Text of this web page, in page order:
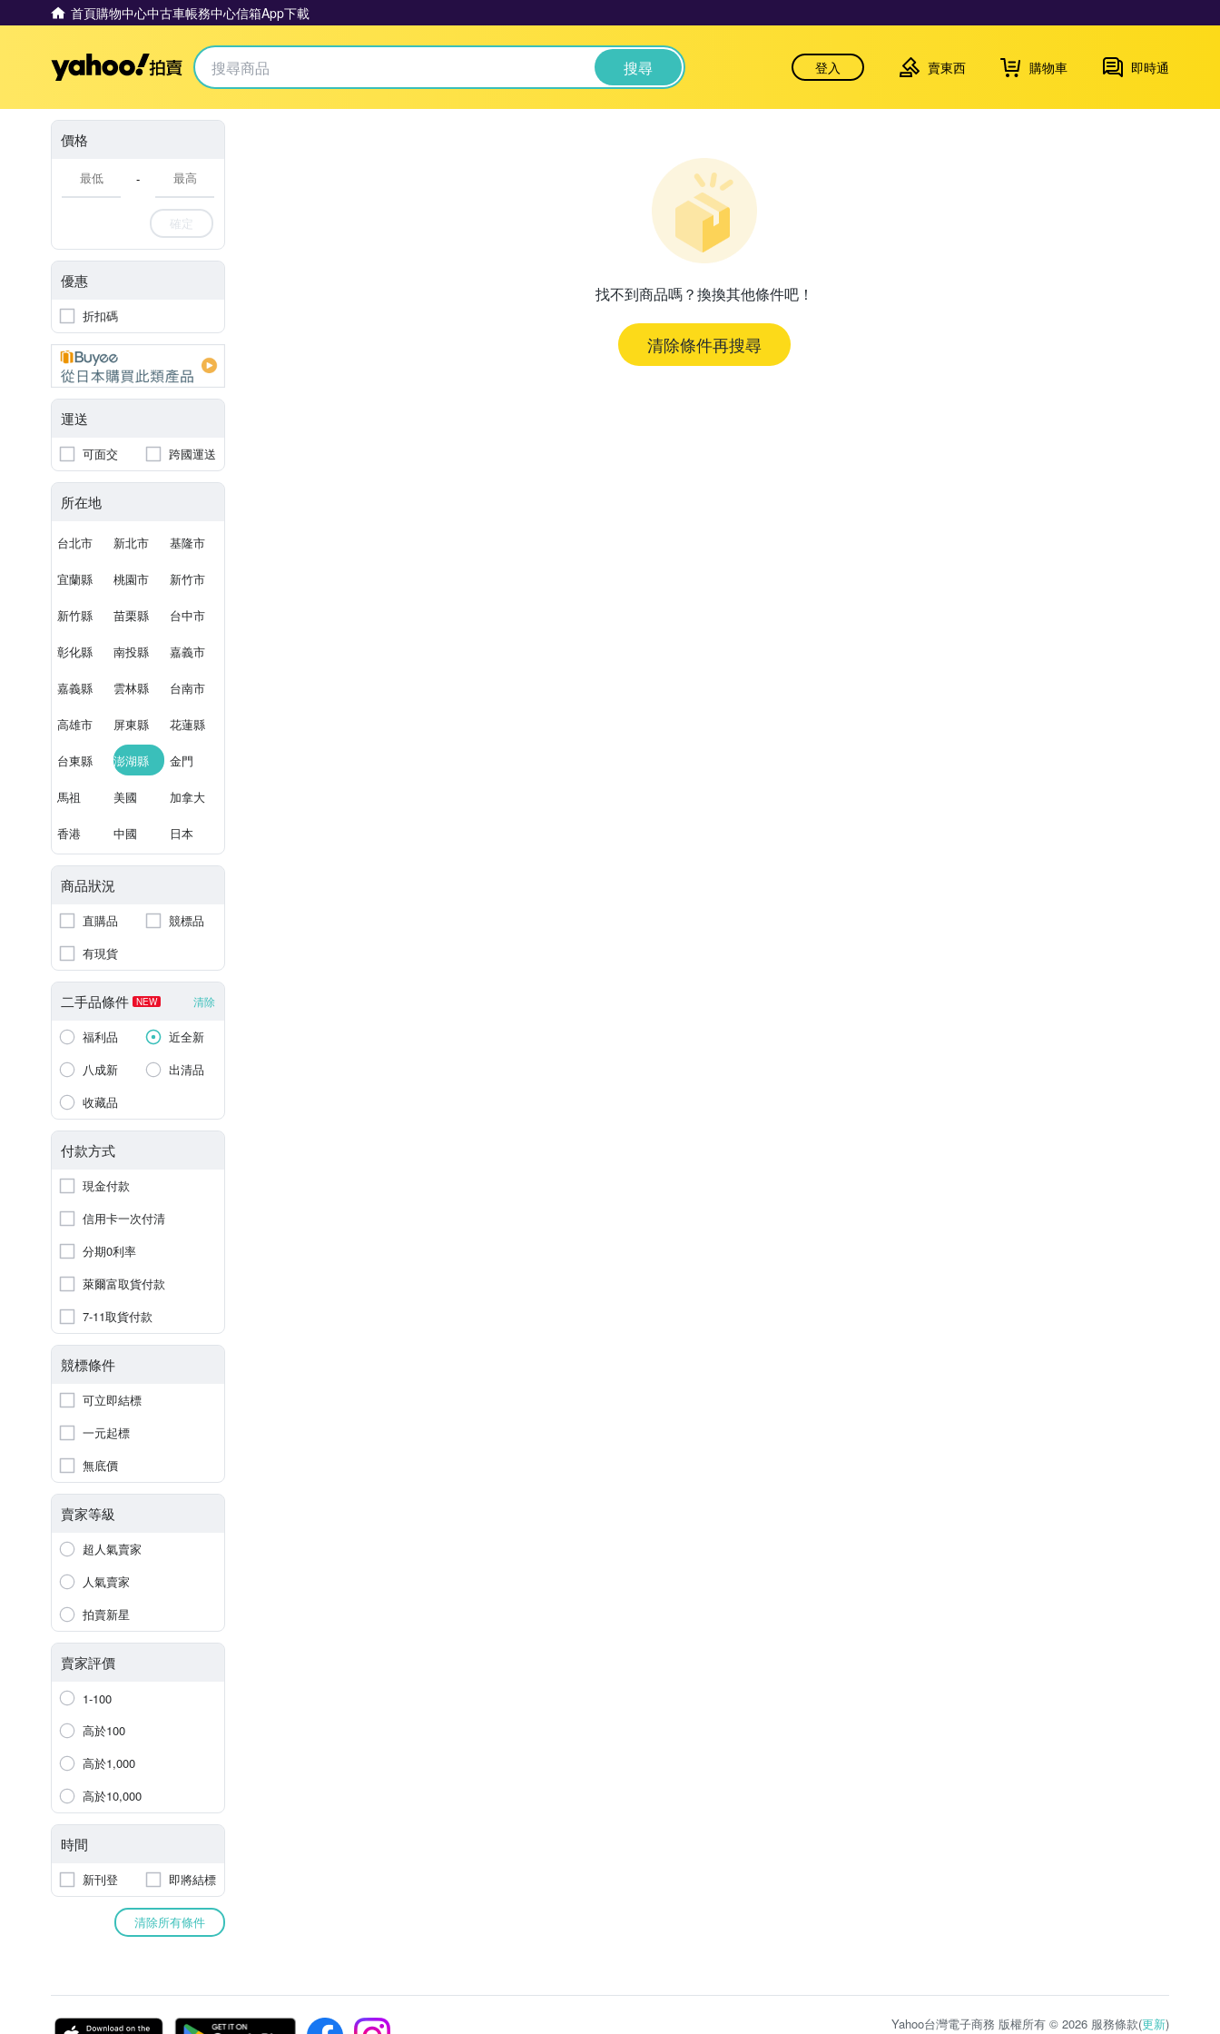
首頁購物中心中古車帳務中心信箱App下載
Yahoo拍賣 搜尋 登入 賣東西 購物車 即時通
價格
-
確定
優惠
折扣碼
運送
可面交 跨國運送
所在地
台北市 新北市 基隆市
宜蘭縣 桃園市 新竹市
新竹縣 苗栗縣 台中市
彰化縣 南投縣 嘉義市
嘉義縣 雲林縣 台南市
高雄市 屏東縣 花蓮縣
台東縣 澎湖縣 金門
馬祖 美國 加拿大
香港 中國 日本
商品狀況
直購品
競標品
有現貨
二手品條件 NEW 清除
福利品
近全新
八成新
出清品
收藏品
付款方式
現金付款
信用卡一次付清
分期0利率
萊爾富取貨付款
7-11取貨付款
競標條件
可立即結標
一元起標
無底價
賣家等級
超人氣賣家
人氣賣家
拍賣新星
賣家評價
1-100
高於100
高於1,000
高於10,000
時間
新刊登 即將結標
清除所有條件
找不到商品嗎？換換其他條件吧！
清除條件再搜尋
Yahoo台灣電子商務 版權所有 © 2026 服務條款(更新)